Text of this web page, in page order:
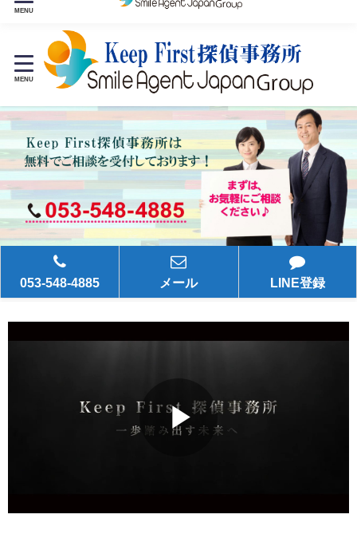
24時間365日お気軽にご相談ください。
MENU
MENU
053-548-4885 メール LINE登録